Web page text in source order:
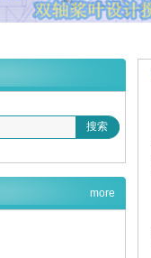
搜索
more